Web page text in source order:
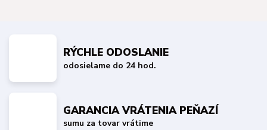
RÝCHLE ODOSLANIE
odosielame do 24 hod.
GARANCIA VRÁTENIA PEŇAZÍ
sumu za tovar vrátime